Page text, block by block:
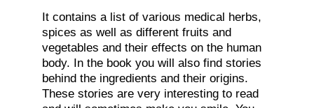
It contains a list of various medical herbs,
spices as well as different fruits and
vegetables and their effects on the human
body. In the book you will also find stories
behind the ingredients and their origins.
These stories are very interesting to read